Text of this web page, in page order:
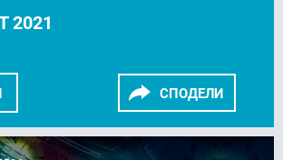
СПОДЕЛИ
2021
LINKEDIN